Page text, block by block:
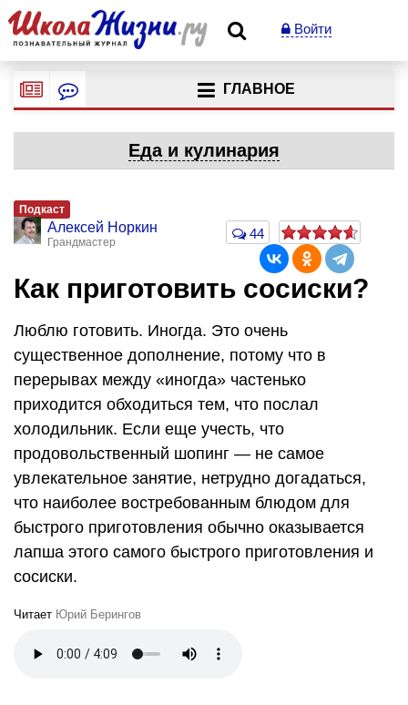
Войти
ГЛАВНОЕ
Еда и кулинария
Подкаст
Алексей Норкин
Грандмастер
44
Как приготовить сосиски?
Люблю готовить. Иногда. Это очень
существенное дополнение, потому что в
перерывах между «иногда» частенько
приходится обходиться тем, что послал
холодильник. Если еще учесть, что
продовольственный шопинг — не самое
увлекательное занятие, нетрудно догадаться,
что наиболее востребованным блюдом для
быстрого приготовления обычно оказывается
лапша этого самого быстрого приготовления и
сосиски.
Читает Юрий Берингов